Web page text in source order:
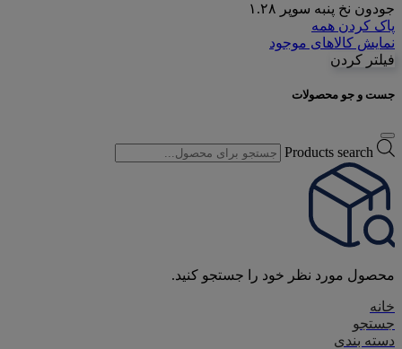
جودون نخ پنبه سوپر ۱.۲۸
پاک کردن همه
نمایش کالاهای موجود
فیلتر کردن
جست و جو محصولات
Products search
محصول مورد نظر خود را جستجو کنید.
خانه
جستجو
دسته بندی